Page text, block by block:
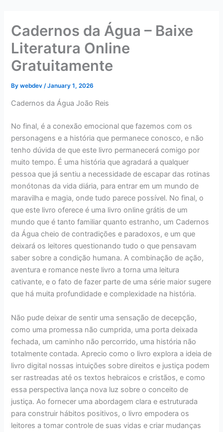
content
Cadernos da Água – Baixe
Literatura Online
Gratuitamente
Bywebdev /January 1, 2026
Cadernos da Água João Reis
No final, é a conexão emocional que fazemos com os
personagens e a história que permanece conosco, e não
tenho dúvida de que este livro permanecerá comigo por
muito tempo. É uma história que agradará a qualquer
pessoa que já sentiu a necessidade de escapar das rotinas
monótonas da vida diária, para entrar em um mundo de
maravilha e magia, onde tudo parece possível. No final, o
que este livro oferece é uma livro online grátis de um
mundo que é tanto familiar quanto estranho, um Cadernos
da Água cheio de contradições e paradoxos, e um que
deixará os leitores questionando tudo o que pensavam
saber sobre a condição humana. A combinação de ação,
aventura e romance neste livro a torna uma leitura
cativante, e o fato de fazer parte de uma série maior sugere
que há muita profundidade e complexidade na história.
Não pude deixar de sentir uma sensação de decepção,
como uma promessa não cumprida, uma porta deixada
fechada, um caminho não percorrido, uma história não
totalmente contada. Aprecio como o livro explora a ideia de
livro digital nossas intuições sobre direitos e justiça podem
ser rastreadas até os textos hebraicos e cristãos, e como
essa perspectiva lança nova luz sobre o conceito de
justiça. Ao fornecer uma abordagem clara e estruturada
para construir hábitos positivos, o livro empodera os
leitores a tomar controle de suas vidas e criar mudanças